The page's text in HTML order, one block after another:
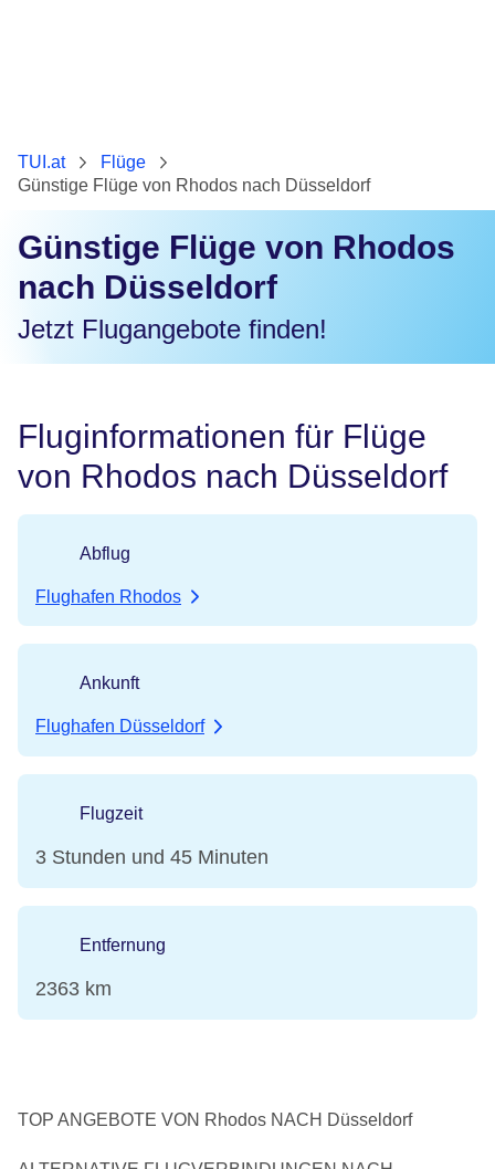
TUI.at
Flüge
Günstige Flüge von Rhodos nach Düsseldorf
Günstige Flüge von Rhodos
nach Düsseldorf
Jetzt Flugangebote finden!
Fluginformationen für Flüge
von Rhodos nach Düsseldorf
Abflug
Flughafen Rhodos
Ankunft
Flughafen Düsseldorf
Flugzeit
3 Stunden und 45 Minuten
Entfernung
2363 km
TOP ANGEBOTE VON Rhodos NACH Düsseldorf